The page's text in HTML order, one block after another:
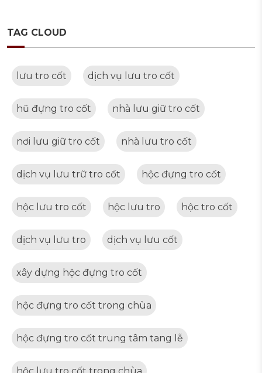
TAG CLOUD
lưu tro cốt dịch vụ lưu tro cốt
hũ đựng tro cốt nhà lưu giữ tro cốt
nơi lưu giữ tro cốt nhà lưu tro cốt
dịch vụ lưu trữ tro cốt hộc đựng tro cốt
hộc lưu tro cốt hộc lưu tro hộc tro cốt
dịch vụ lưu tro dịch vụ lưu cốt
xây dựng hộc đựng tro cốt
hộc đựng tro cốt trong chùa
hộc đựng tro cốt trung tâm tang lễ